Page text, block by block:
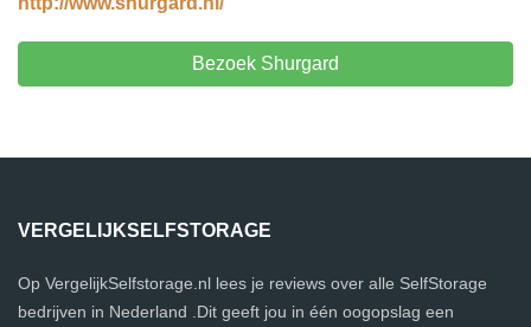
Bezoek Shurgard
VERGELIJKSELFSTORAGE
Op VergelijkSelfstorage.nl lees je reviews over alle SelfStorage
bedrijven in Nederland .Dit geeft jou in één oogopslag een